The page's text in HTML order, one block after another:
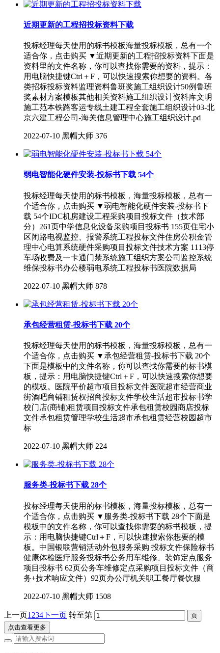
近期更新的工程招投标资料下载
投标经理每天使用的标书模板海量投标模板，总有一个
适合你，点击购买 ▼近期更新的工程招投标资料下面是
资料里的文件名称，你可以查找你需要的资料，提示：
用电脑快捷键Ctrl＋F，可以快速搜索你想要的资料。各
类招标投标资料监理资料鲁班奖施工组织设计50例鲁班
奖素材方案模板其他相关资料施工组织设计资料库文明
施工范本铁路客运专线土建工程全套施工组织设计03-北
京六建工程公司-海关信息管理中心施工组织设计.pd
2022-07-10 黑帽大师 376
弱电智能化硬件安装-投标书下载 54个
投标经理每天使用的标书模板，海量投标模板，总有一
个适合你，点击购买 ▼弱电智能化硬件安装-投标书下
载 54个IDC机房建设工程采购项目投标文件（技术部
分）261页中学信息化设备采购项目投标书 155页住宅小
区闭路电视监控、报警系统工程投标文件住房公积金管
理中心电算系统硬件采购项目投标文件技术方案 1113停
车场收费及一卡通门禁系统施工组织方案公司监控系统
维保投标书办公楼弱电系统工程投标书医院数据局
2022-07-10 黑帽大师 878
承包经营租赁-投标书下载 20个
投标经理每天使用的标书模板，海量投标模板，总有一
个适合你，点击购买 ▼承包经营租赁-投标书下载 20个
下面是模板中的文件名称，你可以查找你需要的标书模
板，提示：用电脑快捷键Ctrl＋F，可以快速搜索你想要
的模板。医院平价超市项目投标文件医院超市经营商业
街酒吧商铺租赁权招商投标文件学校生活超市投标书学
校门店(商铺)租赁项目投标文件承包租赁校园商店投标
文件承包租赁管理学校生活超市承包租赁经营校园超市
标
2022-07-10 黑帽大师 224
服务类-投标书下载 28个
投标经理每天使用的标书模板，海量投标模板，总有一
个适合你，点击购买 ▼服务类-投标书下载 28个下面是
模板中的文件名称，你可以查找你需要的标书模板，提
示：用电脑快捷键Ctrl＋F，可以快速搜索你想要的模
板。中国银联营销活动外包服务采购 投标文件保险标书
健康体检医疗服务投标书公务用车维修、装饰定点服务
项目投标书 62页公务车维修定点采购项目投标文件（商
务+技术响应文件）92页办公厅机关职工餐厅餐饮服
2022-07-10 黑帽大师 1508
上一页1 234下一页 转至第
点击查看更多